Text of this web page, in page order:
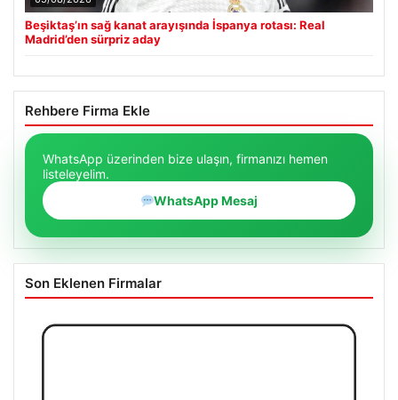
Beşiktaş’ın sağ kanat arayışında İspanya rotası: Real
Madrid’den sürpriz aday
Rehbere Firma Ekle
WhatsApp üzerinden bize ulaşın, firmanızı hemen
listeleyelim.
WhatsApp Mesaj
Son Eklenen Firmalar